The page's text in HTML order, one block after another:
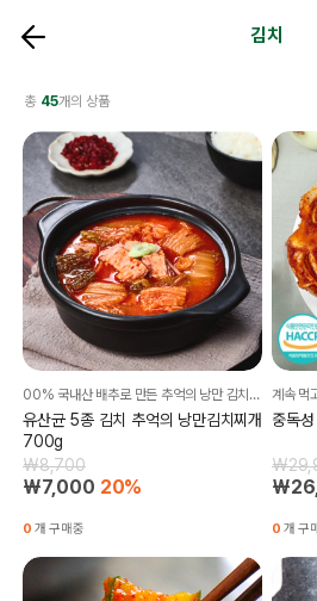
김치
총 45개의 상품
00% 국내산 배추로 만든 추억의 낭만 김치찌개♥ 특허 유산균 5종이 들어간 김치로 만든 깊은 맛 연매출 5억 이상 동네 찐맛집 그대로!!
유산균 5종 김치 추억의 낭만김치찌개
700g
₩8,700
₩7,000 20%
0 개 구매중
계속 먹
중독
0 개 구